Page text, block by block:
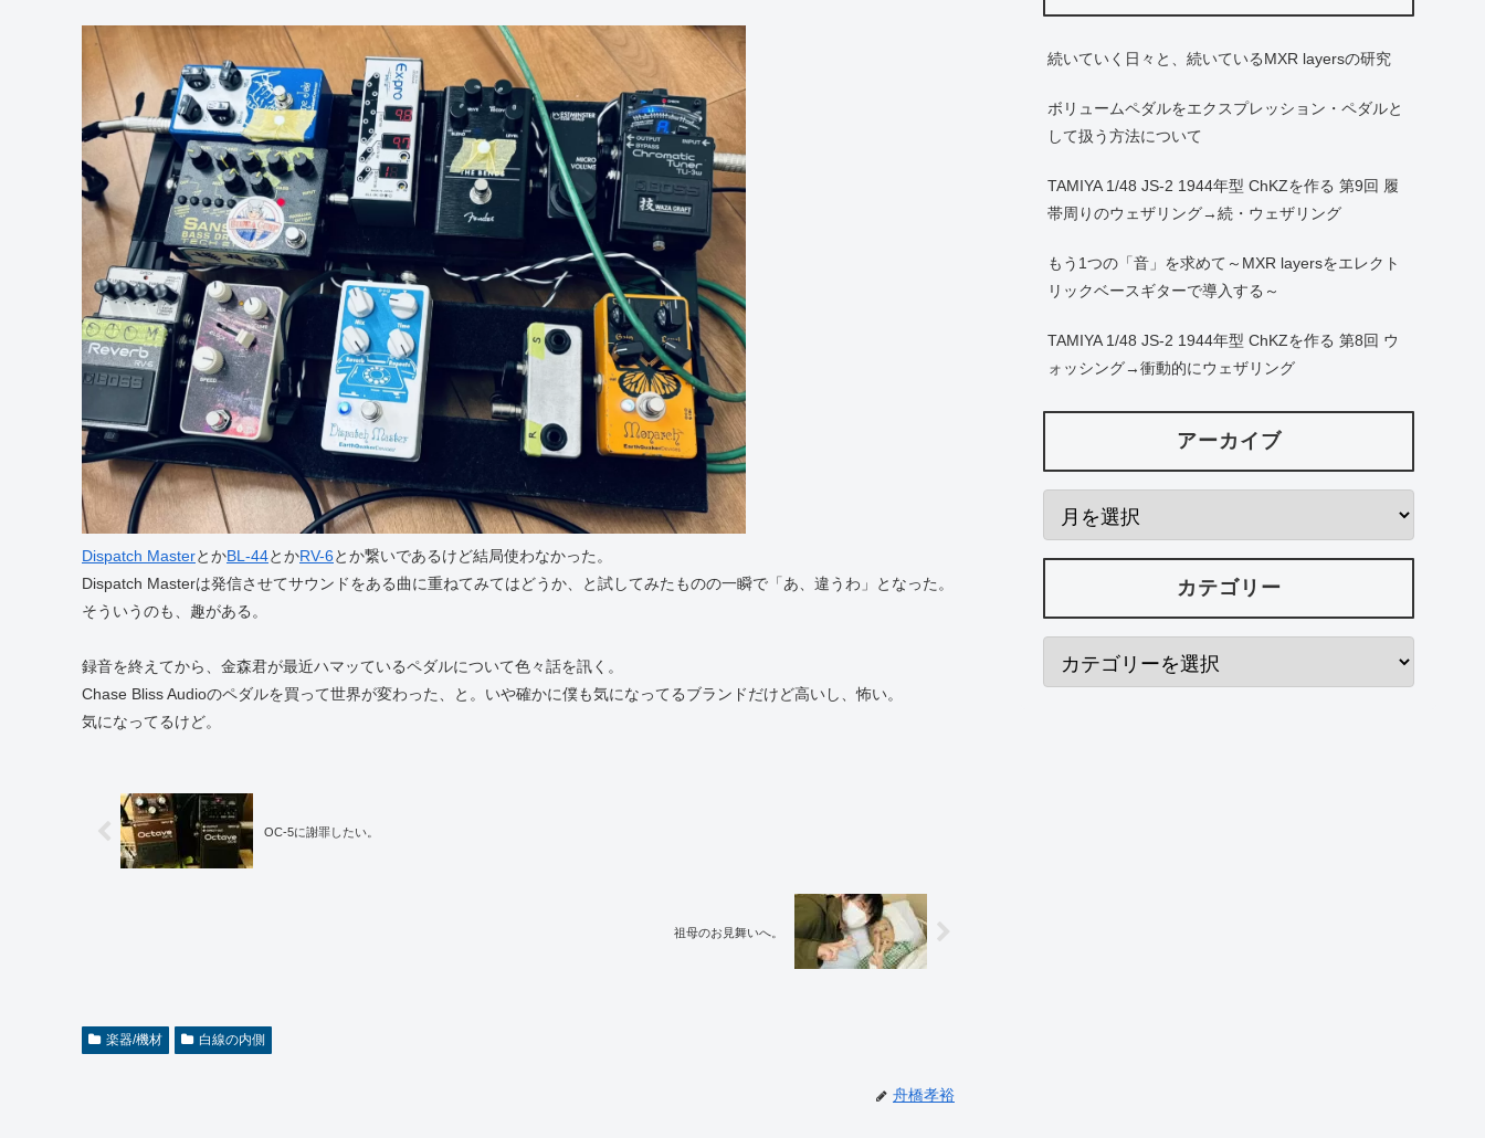
Dispatch MasterとかBL-44とかRV-6とか繋いであるけど結局使わなかった。
Dispatch Masterは発信させてサウンドをある曲に重ねてみてはどうか、と試してみたものの一瞬で「あ、違うわ」となった。
そういうのも、趣がある。
録音を終えてから、金森君が最近ハマッているペダルについて色々話を訊く。
Chase Bliss Audioのペダルを買って世界が変わった、と。いや確かに僕も気になってるブランドだけど高いし、怖い。
気になってるけど。
OC-5に謝罪したい。
祖母のお見舞いへ。
楽器/機材 白線の内側
舟橋孝裕
続いていく日々と、続いているMXR layersの研究
ボリュームペダルをエクスプレッション・ペダルと
して扱う方法について
TAMIYA 1/48 JS-2 1944年型 ChKZを作る 第9回 履
帯周りのウェザリング→続・ウェザリング
もう1つの「音」を求めて～MXR layersをエレクト
リックベースギターで導入する～
TAMIYA 1/48 JS-2 1944年型 ChKZを作る 第8回 ウ
ォッシング→衝動的にウェザリング
アーカイブ
カテゴリー